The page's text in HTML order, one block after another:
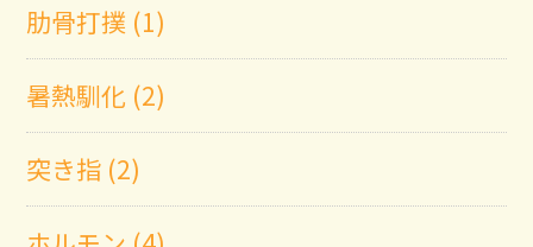
肋骨打撲 (1)
暑熱馴化 (2)
突き指 (2)